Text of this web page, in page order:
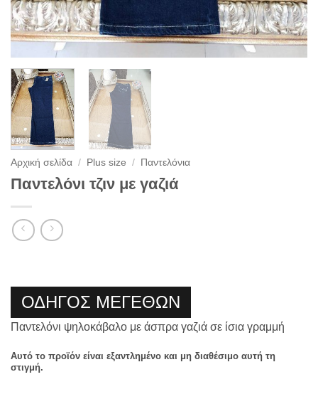
Αρχική σελίδα / Plus size / Παντελόνια
Παντελόνι τζιν με γαζιά
ΟΔΗΓΟΣ ΜΕΓΕΘΩΝ
Παντελόνι ψηλοκάβαλο με άσπρα γαζιά σε ίσια γραμμή
Αυτό το προϊόν είναι εξαντλημένο και μη διαθέσιμο αυτή τη
στιγμή.